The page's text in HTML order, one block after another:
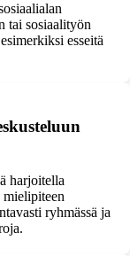
tai sosiaalityön
esseitä
harjoitella
ryhmässä ja